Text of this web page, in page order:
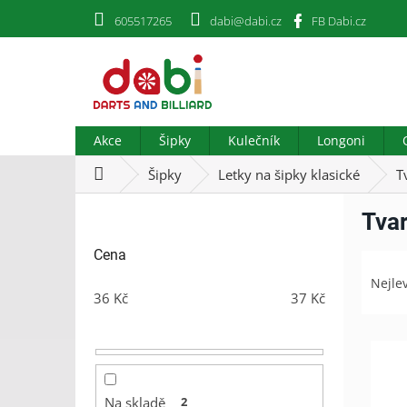
605517265 dabi@dabi.cz FB Dabi.cz
Akce Šipky Kulečník Longoni
DomůŠipky Letky na šipky klasické
Cena
36 Kč 37 Kč
Na skladě 2